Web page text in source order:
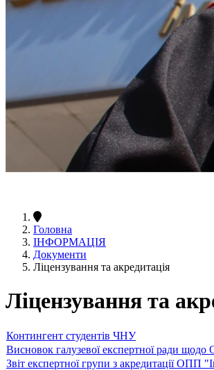
Головна
ІНФОРМАЦІЯ
Документи
Ліцензування та акредитація
Ліцензування та
Контингент студентів ЧНУ
Висновок галузевої експертної ради
Звіт експертної групи з акредитації ОПП